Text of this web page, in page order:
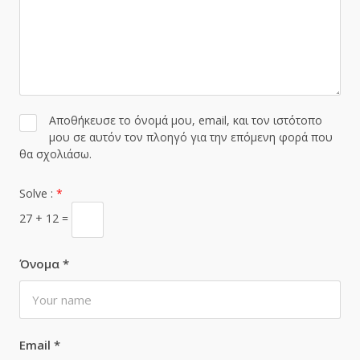
Όνομα *
Email *
Αποθήκευσε το όνομά μου, email, και τον ιστότοπο
μου σε αυτόν τον πλοηγό για την επόμενη φορά που
θα σχολιάσω.
Solve : *
27 + 12 =